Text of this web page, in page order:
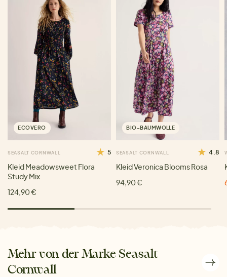
ECOVERO
SEASALT CORNWALL 5
Kleid Meadowsweet Flora
Study Mix
124,90 €
BIO-BAUMWOLLE
SEASALT CORNWALL 4.8
Kleid Veronica Blooms Rosa
94,90 €
Mehr von der Marke Seasalt
Cornwall